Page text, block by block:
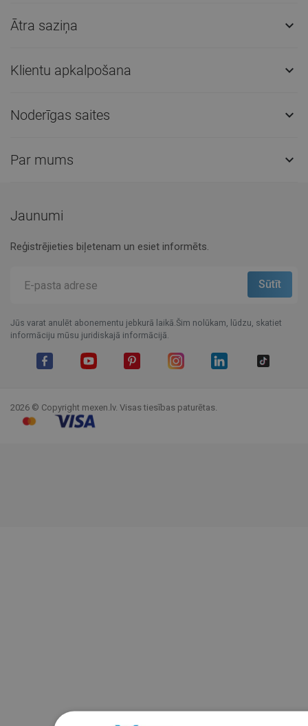
Ātra saziņa 
Klientu apkalpošana 
Noderīgas saites 
Par mums 
Jaunumi
Reģistrējieties biļetenam un esiet informēts.
Jūs varat anulēt abonementu jebkurā laikā.Šim nolūkam, lūdzu, skatiet
informāciju mūsu juridiskajā informācijā.
2026 © Copyright mexen.lv. Visas tiesības paturētas.